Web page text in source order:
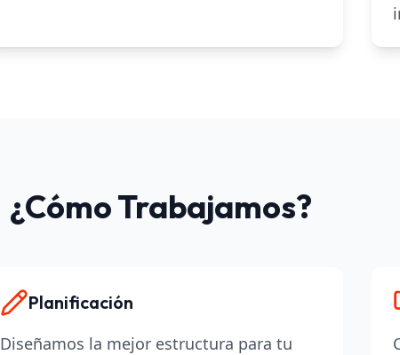
¿Cómo Trabajamos?
Planificación
Diseñamos la mejor estructura para tu